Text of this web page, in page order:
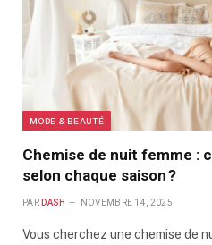
MODE & BEAUTÉ
Chemise de nuit femme :
selon chaque saison ?
PAR DASH NOVEMBRE 14, 2025
Vous cherchez une chemise de